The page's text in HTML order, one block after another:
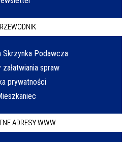
Skrzynka Podawcza
spraw
prywatności
ADRESY WWW